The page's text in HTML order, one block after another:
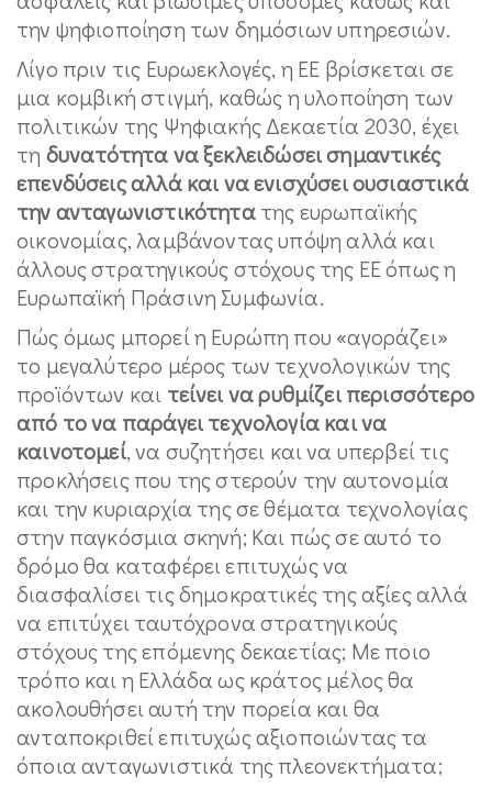
την ψηφιοποίηση των δημόσιων υπηρεσιών.
Λίγο πριν τις Ευρωεκλογές, η ΕΕ βρίσκεται σε
μια κομβική στιγμή, καθώς η υλοποίηση των
πολιτικών της Ψηφιακής Δεκαετία 2030, έχει
τη δυνατότητα να ξεκλειδώσει σημαντικές
επενδύσεις αλλά και να ενισχύσει ουσιαστικά
την ανταγωνιστικότητατης ευρωπαϊκής
οικονομίας, λαμβάνοντας υπόψη αλλά και
άλλους στρατηγικούς στόχους της ΕΕ όπως η
Ευρωπαϊκή Πράσινη Συμφωνία.
Πώς όμως μπορεί η Ευρώπη που «αγοράζει»
το μεγαλύτερο μέρος των τεχνολογικών της
προϊόντων και τείνει να ρυθμίζει περισσότερο
από το να παράγει τεχνολογία και να
καινοτομεί, να συζητήσει και να υπερβεί τις
προκλήσεις που της στερούν την αυτονομία
και την κυριαρχία της σε θέματα τεχνολογίας
στην παγκόσμια σκηνή; Και πώς σε αυτό το
δρόμο θα καταφέρει επιτυχώς να
διασφαλίσει τις δημοκρατικές της αξίες αλλά
να επιτύχει ταυτόχρονα στρατηγικούς
στόχους της επόμενης δεκαετίας; Με ποιο
τρόπο και η Ελλάδα ως κράτος μέλος θα
ακολουθήσει αυτή την πορεία και θα
ανταποκριθεί επιτυχώς αξιοποιώντας τα
όποια ανταγωνιστικά της πλεονεκτήματα;